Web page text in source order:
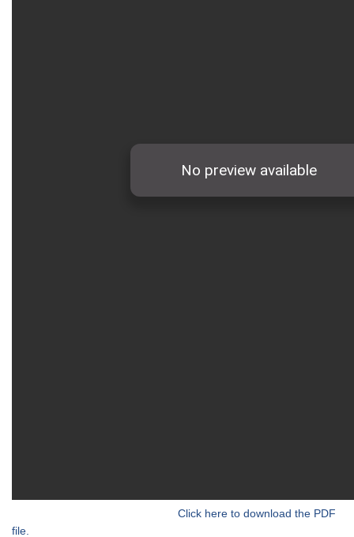
Click here to download the PDF
file.